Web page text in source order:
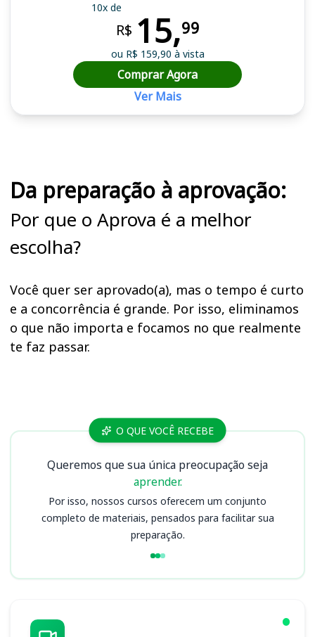
10x de
R$ 15,99
ou R$ 159,90 à vista
Comprar Agora
Ver Mais
Da preparação à aprovação:
Por que o Aprova é a melhor
escolha?
Você quer ser aprovado(a), mas o tempo é curto
e a concorrência é grande. Por isso, eliminamos
o que não importa e focamos no que realmente
te faz passar.
Cursos O QUE VOCÊ RECEBE
Queremos que sua única preocupação seja
aprender.
Por isso, nossos cursos oferecem um conjunto
completo de materiais, pensados para facilitar sua
preparação.